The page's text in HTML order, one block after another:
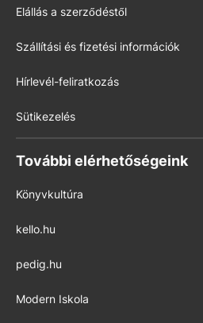
Elállás a szerződéstől
Szállítási és fizetési információk
Hírlevél-feliratkozás
Sütikezelés
További elérhetőségeink
Könyvkultúra
kello.hu
pedig.hu
Modern Iskola